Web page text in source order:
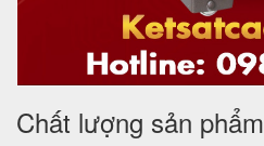
Chất lượng sản phẩm